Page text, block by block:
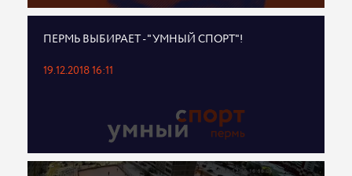
ПЕРМЬ ВЫБИРАЕТ - "УМНЫЙ СПОРТ"!
19.12.2018 16:11